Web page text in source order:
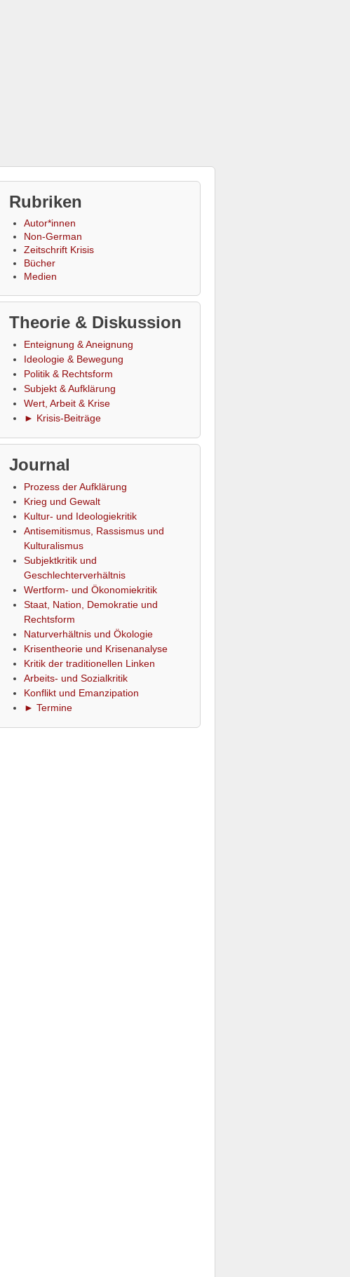
Rubriken
Autor*innen
Non-German
Zeitschrift Krisis
Bücher
Medien
Theorie & Diskussion
Enteignung & Aneignung
Ideologie & Bewegung
Politik & Rechtsform
Subjekt & Aufklärung
Wert, Arbeit & Krise
► Krisis-Beiträge
Journal
Prozess der Aufklärung
Krieg und Gewalt
Kultur- und Ideologiekritik
Antisemitismus, Rassismus und
Kulturalismus
Subjektkritik und
Geschlechterverhältnis
Wertform- und Ökonomiekritik
Staat, Nation, Demokratie und
Rechtsform
Naturverhältnis und Ökologie
Krisentheorie und Krisenanalyse
Kritik der traditionellen Linken
Arbeits- und Sozialkritik
Konflikt und Emanzipation
► Termine